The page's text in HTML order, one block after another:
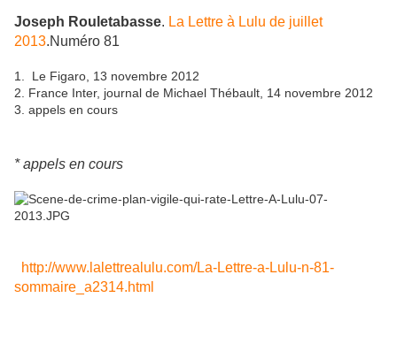
Joseph Rouletabasse. La Lettre à Lulu de juillet
2013.Numéro 81
1. Le Figaro, 13 novembre 2012
2. France Inter, journal de Michael Thébault, 14 novembre 2012
3. appels en cours
* appels en cours
http://www.lalettrealulu.com/La-Lettre-a-Lulu-n-81-
sommaire_a2314.html